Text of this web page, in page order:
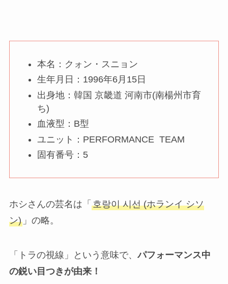
本名：クォン・スニョン
生年月日：1996年6月15日
出身地：韓国 京畿道 河南市(南楊州市育
ち)
血液型：B型
ユニット：PERFORMANCE TEAM
固有番号：5
ホシさんの芸名は「 호랑이 시선 (ホランイ シソ
ン)」の略。
「トラの視線」という意味で、パフォーマンス中
の鋭い目つきが由来！